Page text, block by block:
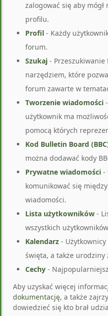
zalogować się aby
profilu.
Profil - Każdy
forum.
Szukaj -
narzędziem, które
forum zawarte w
Tworzenie wiadomości
użytkownik ma
pomocą których
Kod Bulletin Board
można dodawać kody
Prywatne wiadomości -
komunikować się
wiadomości.
Lista użytkowników -
wszystkich
Kalendarz -
święta, a także urodziny
Cechy -
Aby uzyskać więcej
dokumentację, a także
dowiedzieć się kto brał